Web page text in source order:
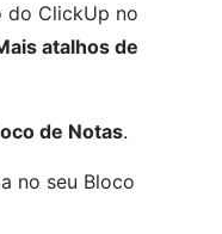
do ClickUp no
atalhos de
de Notas.
no seu Bloco